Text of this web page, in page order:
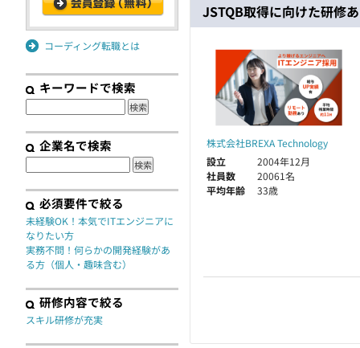
法人
契約
JSTQB取得に向けた研修
株式会社BREXA Technology
設立
2004年12月
社員数
20061名
平均年齢
33歳
コーディング転職とは
キーワードで検索
企業名で検索
必須要件で絞る
未経験OK！本気でITエンジニアに
なりたい方
実務不問！何らかの開発経験があ
る方（個人・趣味含む）
研修内容で絞る
スキル研修が充実